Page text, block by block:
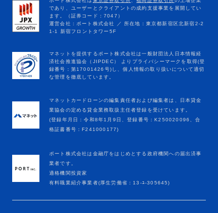
マネットカードローンの編集責任者および編集者は、日本貸金
業協会の定める貸金業務取扱主任者登録を受けています。
(登録年月日：令和8年1月9日、登録番号：K250020096、合
格証書番号：F241000177)
ポート株式会社は金融庁をはじめとする政府機関への届出済事
業者です。
適格機関投資家
有料職業紹介事業者(厚生労働省：13-ﾕ-305645)